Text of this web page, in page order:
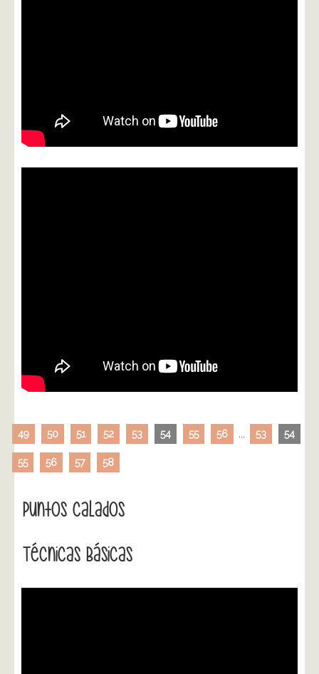
49 50 51 52 53 54 55 56 53 54
55 56 57 58
Puntos Calados
Técnicas Básicas